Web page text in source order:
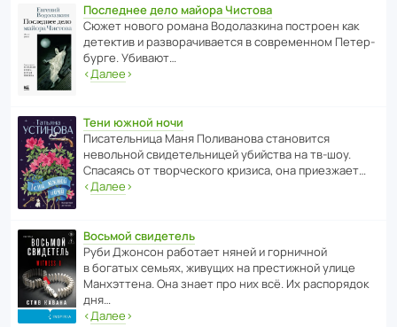
Последнее дело майора Чистова
Сюжет нового романа Водо­ла­з­кина пост­роен как
дете­ктив и разво­ра­чи­ва­ется в совре­менном Пете­р­
бурге. Убивают…
‹Далее›
Тени южной ночи
Писа­тель­ница Маня Поли­ва­нова стано­вится
невольной свиде­тель­ницей убийства на тв-шоу.
Спасаясь от твор­че­с­кого кризиса, она приезжает…
‹Далее›
Восьмой свидетель
Руби Джонсон рабо­тает няней и горни­чной
в богатых семьях, живущих на прес­ти­жной улице
Манх­эт­тена. Она знает про них всё. Их распо­рядок
дня…
‹Далее›